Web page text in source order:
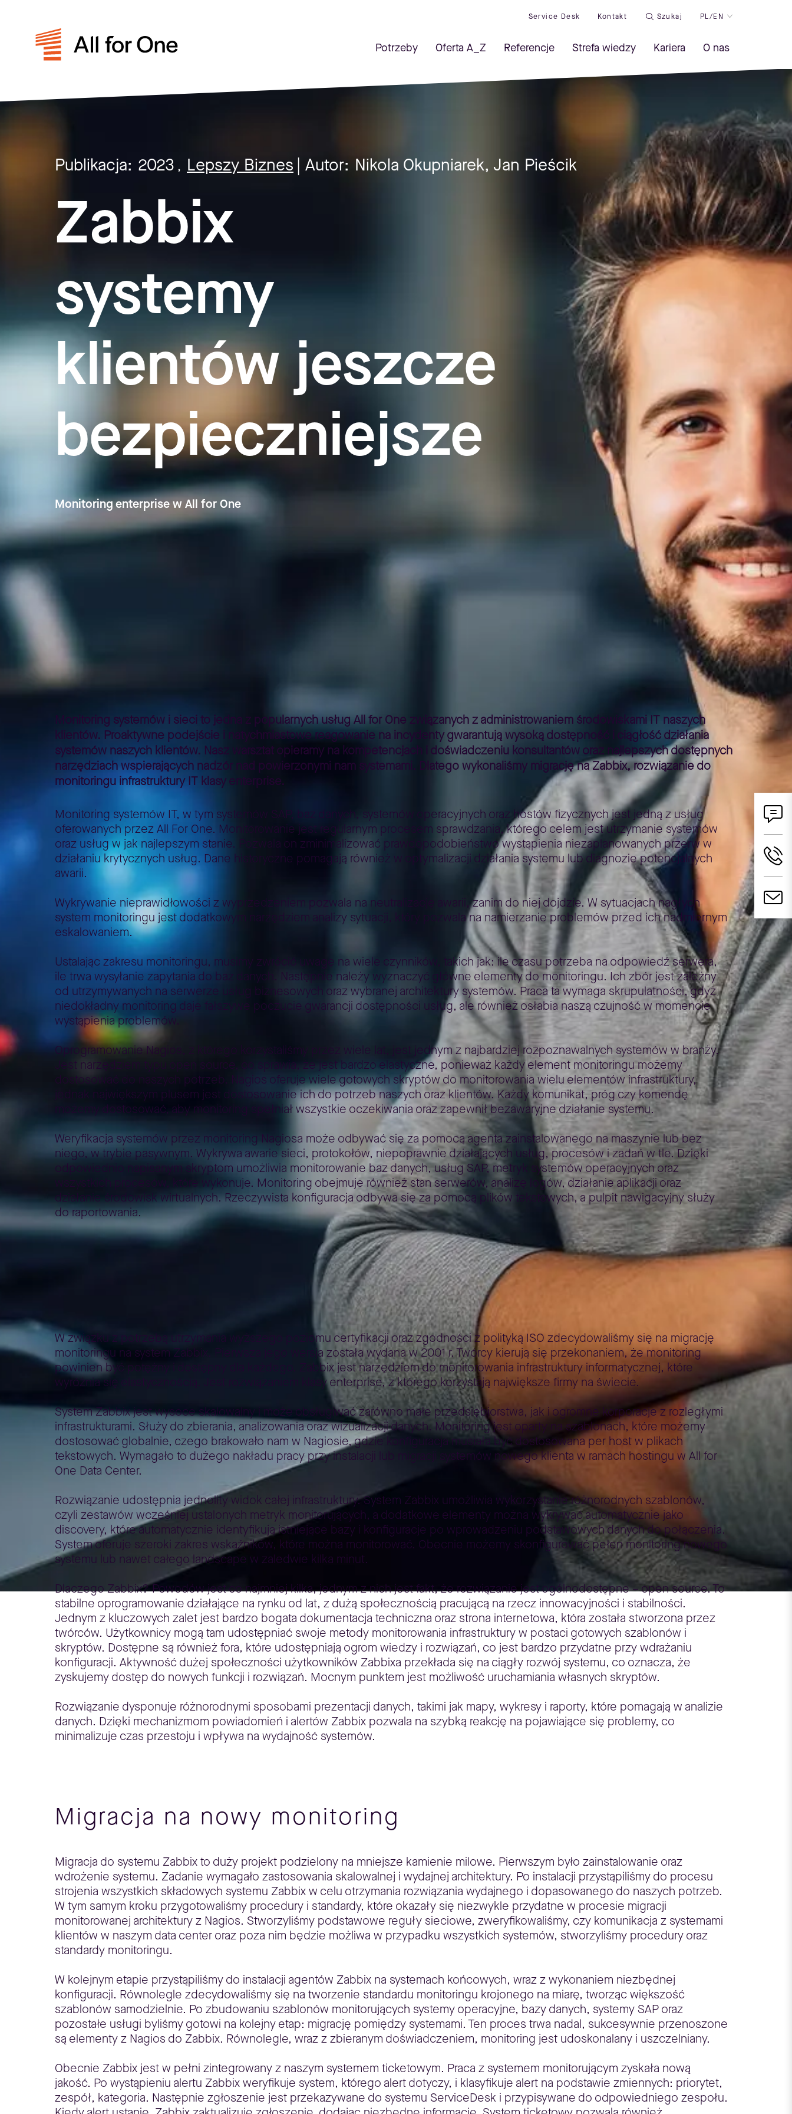
Service Desk Kontakt Szukaj PL/EN
Potrzeby Oferta A_Z Referencje Strefa wiedzy Kariera O nas
Publikacja: 2023 , Lepszy Biznes | Autor: Nikola Okupniarek, Jan Pieścik
Zabbix
systemy
klientów jeszcze
bezpieczniejsze
Monitoring enterprise w All for One
Strona główna
Monitoring systemów i sieci to jedna z popularnych usług All for One związanych z administrowaniem środowiskami IT naszych
klientów. Proaktywne podejście i natychmiastowe reagowanie na incydenty gwarantują wysoką dostępność i ciągłość działania
systemów naszych klientów. Nasz warsztat opieramy na kompetencjach i doświadczeniu konsultantów oraz najlepszych dostępnych
narzędziach wspierających nadzór nad powierzonymi nam systemami. Dlatego wykonaliśmy migrację na Zabbix, rozwiązanie do
monitoringu infrastruktury IT klasy enterprise.
Monitoring systemów IT, w tym systemów SAP, baz danych, systemów operacyjnych oraz hostów fizycznych jest jedną z usług
oferowanych przez All For One. Monitorowanie jest regularnym procesem sprawdzania, którego celem jest utrzymanie systemów
oraz usług w jak najlepszym stanie. Pozwala on zminimalizować prawdopodobieństwo wystąpienia niezaplanowanych przerw w
działaniu krytycznych usług. Dane historyczne pomagają również w optymalizacji działania systemu lub diagnozie potencjalnych
awarii.
Wykrywanie nieprawidłowości z wyprzedzeniem pozwala na neutralizację awarii, zanim do niej dojdzie. W sytuacjach nagłych
system monitoringu jest dodatkowym narzędziem analizy sytuacji, który pozwala na namierzanie problemów przed ich nadmiernym
eskalowaniem.
Ustalając zakresu monitoringu, musimy zwrócić uwagę na wiele czynników, takich jak: ile czasu potrzeba na odpowiedź serwera,
ile trwa wysyłanie zapytania do baz danych. Następnie należy wyznaczyć główne elementy do monitoringu. Ich zbór jest zależny
od utrzymywanych na serwerze usług biznesowych oraz wybranej architektury systemów. Praca ta wymaga skrupulatności, gdyż
niedokładny monitoring daje fałszywe poczucie gwarancji dostępności usług, ale również osłabia naszą czujność w momencie
wystąpienia problemów.
Oprogramowanie Nagios, z którego korzystaliśmy przez wiele lat, jest jednym z najbardziej rozpoznawalnych systemów w branży.
Jest narzędziem typu open source, co sprawia, że jest bardzo elastyczne, ponieważ każdy element monitoringu możemy
dostosować do naszych potrzeb. Nagios oferuje wiele gotowych skryptów do monitorowania wielu elementów infrastruktury,
jednak największym plusem jest dostosowanie ich do potrzeb naszych oraz klientów. Każdy komunikat, próg czy komendę
możemy dostosować, aby monitoring spełniał wszystkie oczekiwania oraz zapewnił bezawaryjne działanie systemu.
Weryfikacja systemów przez monitoring Nagiosa może odbywać się za pomocą agenta zainstalowanego na maszynie lub bez
niego, w trybie pasywnym. Wykrywa awarie sieci, protokołów, niepoprawnie działających usług, procesów i zadań w tle. Dzięki
odpowiednio napisanym skryptom umożliwia monitorowanie baz danych, usług SAP, metryk systemów operacyjnych oraz
wszystkich procesów, które wykonuje. Monitoring obejmuje również stan serwerów, analizę logów, działanie aplikacji oraz
działanie środowisk wirtualnych. Rzeczywista konfiguracja odbywa się za pomocą plików tekstowych, a pulpit nawigacyjny służy
do raportowania.
W związku z potrzebą utrzymania wyższego poziomu certyfikacji oraz zgodności z polityką ISO zdecydowaliśmy się na migrację
monitoringu na system Zabbix. Pierwsza jego wersja została wydana w 2001 r. Twórcy kierują się przekonaniem, że monitoring
powinien być potężny i dostępny dla każdego. Zabbix jest narzędziem do monitorowania infrastruktury informatycznej, które
wyróżnia się elastycznością. Jest rozwiązaniem klasy enterprise, z którego korzystają największe firmy na świecie.
System Zabbix jest wysoce skalowalny i może obsługiwać zarówno małe przedsiębiorstwa, jak i ogromne korporacje z rozległymi
infrastrukturami. Służy do zbierania, analizowania oraz wizualizacji danych. Monitoring jest oparty na szablonach, które możemy
dostosować globalnie, czego brakowało nam w Nagiosie, gdzie konfiguracja musiała być dostosowana per host w plikach
tekstowych. Wymagało to dużego nakładu pracy przy instalacji lub migracji systemów nowego klienta w ramach hostingu w All for
One Data Center.
Rozwiązanie udostępnia jednolity widok całej infrastruktury. System Zabbix umożliwia wykorzystanie różnorodnych szablonów,
czyli zestawów wcześniej ustalonych metryk monitorujących, a dodatkowe elementy można wykrywać automatycznie jako
discovery, które automatycznie identyfikują istniejące bazy i konfiguracje po wprowadzeniu podstawowych danych do połączenia.
System oferuje szeroki zakres wskaźników, które można monitorować. Obecnie możemy skonfigurować pełen monitoring nowego
systemu lub nawet całego landscape w zaledwie kilka minut.
Dlaczego Zabbix? Powodów jest co najmniej kilka, jednym z nich jest fakt, że rozwiązanie jest ogólnodostępne – open source. To
stabilne oprogramowanie działające na rynku od lat, z dużą społecznością pracującą na rzecz innowacyjności i stabilności.
Jednym z kluczowych zalet jest bardzo bogata dokumentacja techniczna oraz strona internetowa, która została stworzona przez
twórców. Użytkownicy mogą tam udostępniać swoje metody monitorowania infrastruktury w postaci gotowych szablonów i
skryptów. Dostępne są również fora, które udostępniają ogrom wiedzy i rozwiązań, co jest bardzo przydatne przy wdrażaniu
konfiguracji. Aktywność dużej społeczności użytkowników Zabbixa przekłada się na ciągły rozwój systemu, co oznacza, że
zyskujemy dostęp do nowych funkcji i rozwiązań. Mocnym punktem jest możliwość uruchamiania własnych skryptów.
Rozwiązanie dysponuje różnorodnymi sposobami prezentacji danych, takimi jak mapy, wykresy i raporty, które pomagają w analizie
danych. Dzięki mechanizmom powiadomień i alertów Zabbix pozwala na szybką reakcję na pojawiające się problemy, co
minimalizuje czas przestoju i wpływa na wydajność systemów.
Migracja na nowy monitoring
Migracja do systemu Zabbix to duży projekt podzielony na mniejsze kamienie milowe. Pierwszym było zainstalowanie oraz
wdrożenie systemu. Zadanie wymagało zastosowania skalowalnej i wydajnej architektury. Po instalacji przystąpiliśmy do procesu
strojenia wszystkich składowych systemu Zabbix w celu otrzymania rozwiązania wydajnego i dopasowanego do naszych potrzeb.
W tym samym kroku przygotowaliśmy procedury i standardy, które okazały się niezwykle przydatne w procesie migracji
monitorowanej architektury z Nagios. Stworzyliśmy podstawowe reguły sieciowe, zweryfikowaliśmy, czy komunikacja z systemami
klientów w naszym data center oraz poza nim będzie możliwa w przypadku wszystkich systemów, stworzyliśmy procedury oraz
standardy monitoringu.
W kolejnym etapie przystąpiliśmy do instalacji agentów Zabbix na systemach końcowych, wraz z wykonaniem niezbędnej
konfiguracji. Równolegle zdecydowaliśmy się na tworzenie standardu monitoringu krojonego na miarę, tworząc większość
szablonów samodzielnie. Po zbudowaniu szablonów monitorujących systemy operacyjne, bazy danych, systemy SAP oraz
pozostałe usługi byliśmy gotowi na kolejny etap: migrację pomiędzy systemami. Ten proces trwa nadal, sukcesywnie przenoszone
są elementy z Nagios do Zabbix. Równolegle, wraz z zbieranym doświadczeniem, monitoring jest udoskonalany i uszczelniany.
Obecnie Zabbix jest w pełni zintegrowany z naszym systemem ticketowym. Praca z systemem monitorującym zyskała nową
jakość. Po wystąpieniu alertu Zabbix weryfikuje system, którego alert dotyczy, i klasyfikuje alert na podstawie zmiennych: priorytet,
zespół, kategoria. Następnie zgłoszenie jest przekazywane do systemu ServiceDesk i przypisywane do odpowiedniego zespołu.